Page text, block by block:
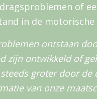
of
in de
ontstaan
zijn ontwikkeld of
groter door de
van onze